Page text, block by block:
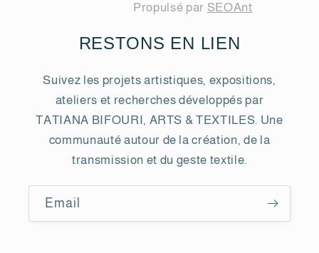
Propulsé par SEOAnt
RESTONS EN LIEN
Suivez les projets artistiques, expositions,
ateliers et recherches développés par
TATIANA BIFOURI, ARTS & TEXTILES. Une
communauté autour de la création, de la
transmission et du geste textile.
Email